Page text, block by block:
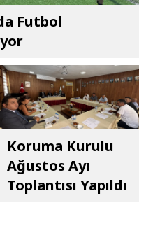
Futbol
Koruma Kurulu
Ağustos Ayı
Toplantısı Yapıldı